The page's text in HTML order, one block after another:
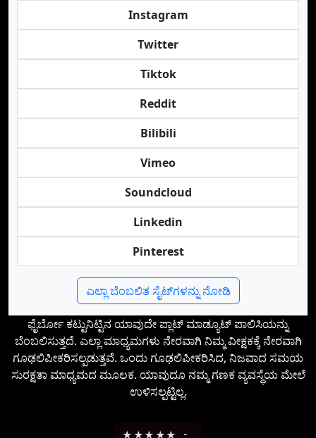
Instagram
Twitter
Tiktok
Reddit
Bilibili
Vimeo
Soundcloud
Linkedin
Pinterest
ಎಲ್ಲಾ ಬೆಂಬಲಿತ ಸೈಟ್‌ಗಳನ್ನು ನೋಡಿ
ಫೈರ್ಬೋ ಕಟ್ಟುನಿಟ್ಟಿನ ಯಾವುದೇ ಪ್ಲಾಟ್‌ ಮಾಡ್ಯೂಟ್ ಪಾಲಿಸಿಯನ್ನು
ಬೆಂಬಲಿಸುತ್ತದೆ. ಎಲ್ಲಾ ಮಾಧ್ಯಮಗಳು ನೇರವಾಗಿ ನಿಮ್ಮ ವೀಕ್ಷಕಕ್ಕೆ ನೇರವಾಗಿ
ಗೂಢಲಿಪೀಕರಿಸಲ್ಪಡುತ್ತವೆ. ಒಂದು ಗೂಢಲಿಪೀಕರಿಸಿದ, ನಿಜವಾದ ಸಮಯ
ಸುರಕ್ಷತಾ ಮಾಧ್ಯಮದ ಮೂಲಕ. ಯಾವುದೂ ನಮ್ಮ ಗಣಕ ವ್ಯವಸ್ಥೆಯ ಮೇಲೆ
ಉಳಿಸಲ್ಪಟ್ಟಿಲ್ಲ.
★ ★★ ★★ -